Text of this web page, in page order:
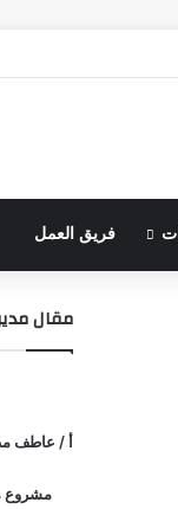
فريق العمل
مقال
أ / عاطف
مشروع